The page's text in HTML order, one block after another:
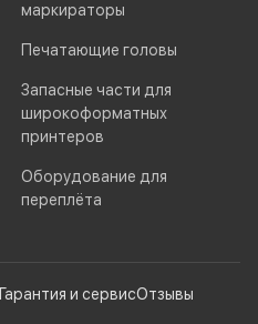
маркираторы
Печатающие головы
Запасные части для
широкоформатных
принтеров
Оборудование для
переплёта
Гарантия и сервисОтзывы